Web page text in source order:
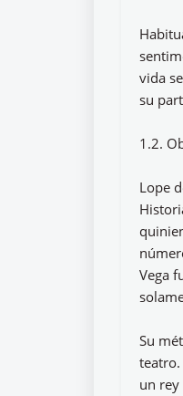
vida
su
1.2.
Lope
Vega
Su
teatro.
un rey